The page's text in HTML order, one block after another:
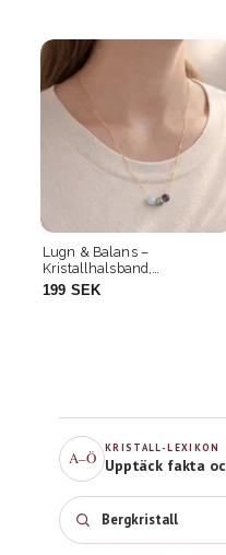
A–Ö
KRISTALL-LEXIKON
Upptäck fakta
Bergkristall
Lugn & Balans –
Kristallhalsband,
Guldpläterad
199 SEK